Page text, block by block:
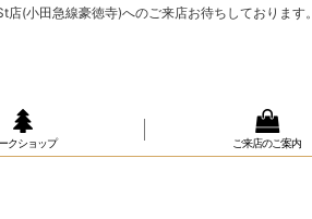
(小田急線豪徳寺)へのご来店お待ちしております。
クショップ ご来店のご案内